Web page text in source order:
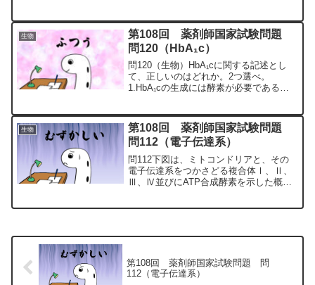
コドンの直前には、シャイン・ダルガー
ノ（SD）配列が...
生物
第108回 薬剤師国家試験問題
問120（HbA₁c）
問120（生物）HbA₁cに関する記述とし
て、正しいのはどれか。2つ選べ。
1.HbA₁cの生成には酵素が必要である。
スとヘモグロビンＡに解離する。4.グル
コ...
生物
第108回 薬剤師国家試験問題
問112（電子伝達系）
問112下図は、ミトコンドリアと、その
電子伝達系をつかさどる複合体Ⅰ、Ⅱ、
Ⅲ、Ⅳ並びにATP合成酵素を示した概略
第108回 薬剤師国家試験問題 問
112（電子伝達系）